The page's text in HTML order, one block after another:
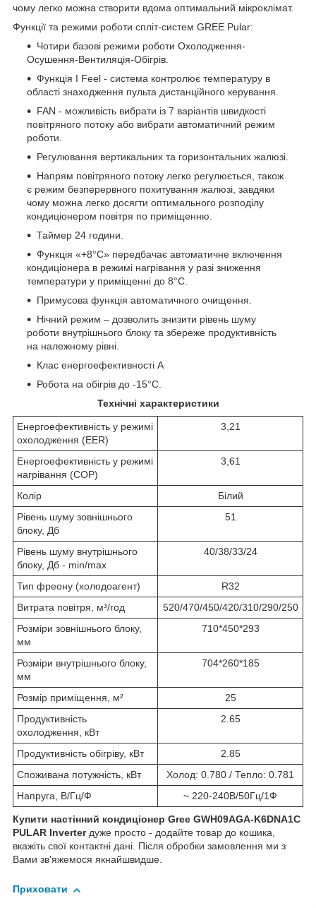
чому легко можна створити вдома оптимальний мікроклімат.
Функції та режими роботи спліт-систем GREE Pular:
Чотири базові режими роботи Охолодження-
Осушення-Вентиляція-Обігрів.
Функція I Feel - система контролює температуру в
області знаходження пульта дистанційного керування.
FAN - можливість вибрати із 7 варіантів швидкості
повітряного потоку або вибрати автоматичний режим
роботи.
Регулювання вертикальних та горизонтальних жалюзі.
Напрям повітряного потоку легко регулюється, також
є режим безперервного похитування жалюзі, завдяки
чому можна легко досягти оптимального розподілу
кондиціонером повітря по приміщенню.
Таймер 24 години.
Функція «+8°С» передбачає автоматичне включення
кондиціонера в режимі нагрівання у разі зниження
температури у приміщенні до 8°C.
Примусова функція автоматичного очищення.
Нічний режим – дозволить знизити рівень шуму
роботи внутрішнього блоку та збереже продуктивність
на належному рівні.
Клас енергоефективності А
Робота на обігрів до -15°C.
Технічні характеристики
Енергоефективність у режимі
охолодження (EER)
3,21
Енергоефективність у режимі
нагрівання (COP)
3,61
Колір
Білий
Рівень шуму зовнішнього
блоку, Дб
51
Рівень шуму внутрішнього
блоку, Дб - min/max
40/38/33/24
Тип фреону (холодоагент)
R32
Витрата повітря, м³/год
520/470/450/420/310/290/250
Розміри зовнішнього блоку,
мм
710*450*293
Розміри внутрішнього блоку,
мм
704*260*185
Розмір приміщення, м²
25
Продуктивність
охолодження, кВт
2.65
Продуктивність обігріву, кВт
2.85
Споживана потужність, кВт
Холод: 0.780 / Тепло: 0.781
Напруга, В/Гц/Ф
~ 220-240В/50Гц/1Ф
Купити настінний кондиціонер Gree GWH09AGA-K6DNA1C
PULAR Inverterдуже просто - додайте товар до кошика,
вкажіть свої контактні дані. Після обробки замовлення ми з
Вами зв'яжемося якнайшвидше.
Приховати